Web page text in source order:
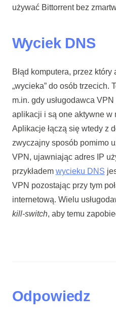
używać Bittorrent bez
Wyciek DNS
Błąd komputera, przez
„wycieka” do osób trzecich.
m.in. gdy usługodawca
aplikacji i są one aktywne w
Aplikacje łączą się wtedy z
zwyczajny sposób pomimo
VPN, ujawniając adres IP
przykładem wycieku DNS
VPN pozostając przy tym
internetową. Wielu
kill-switch, aby temu
Odpowiedz